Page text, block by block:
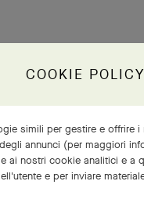
COOKIE POLICY
simili per gestire e offrire
annunci (per maggiori
ai nostri cookie analitici e a
e per inviare